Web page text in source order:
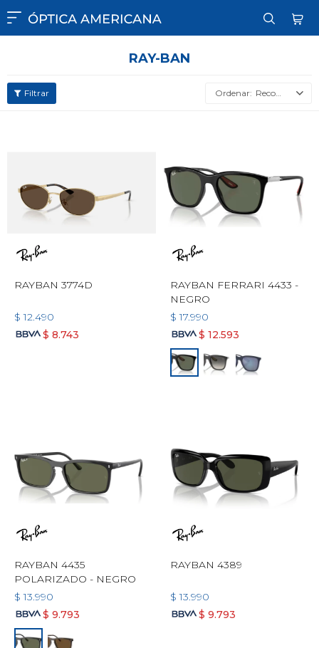

RAY-BAN
Recomendados
RAYBAN 3774D
$ 12.490
$ 8.743
RAYBAN FERRARI 4433 -
NEGRO
$ 17.990
$ 12.593
RAYBAN 4435
POLARIZADO - NEGRO
$ 13.990
$ 9.793
RAYBAN 4389
$ 13.990
$ 9.793